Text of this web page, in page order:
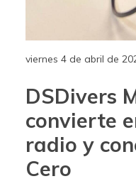
viernes 4 de abril de
DSDivers
convierte
radio y
Cero